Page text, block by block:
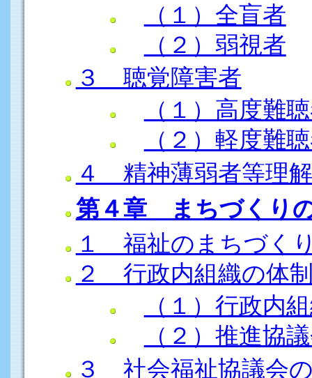
（１）全盲者
（２）弱視者
３ 聴覚障害者
（１）高度難
（２）軽度難
４ 精神薄弱者等理
第４章 まちづくり
１ 福祉のまちづく
２ 行政内組織の体
（１）行政内
（２）推進協
３ 社会福祉協議会